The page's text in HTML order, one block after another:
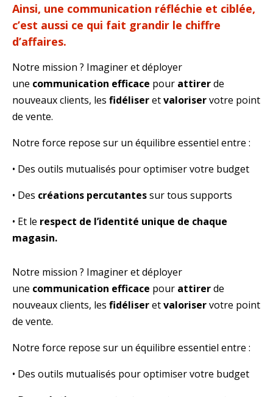
Ainsi, une communication réfléchie et ciblée,
c’est aussi ce qui fait grandir le chiffre
d’affaires.
Notre mission ? Imaginer et déployer
une communication efficace pour attirerde
nouveaux clients, les fidéliseretvaloriservotre point
de vente.
Notre force repose sur un équilibre essentiel entre :
• Des outils mutualisés pour optimiser votre budget
• Des créations percutantessur tous supports
• Et le respect de l’identité unique de chaque
magasin.
Notre mission ? Imaginer et déployer
une communication efficace pour attirerde
nouveaux clients, les fidéliseretvaloriservotre point
de vente.
Notre force repose sur un équilibre essentiel entre :
• Des outils mutualisés pour optimiser votre budget